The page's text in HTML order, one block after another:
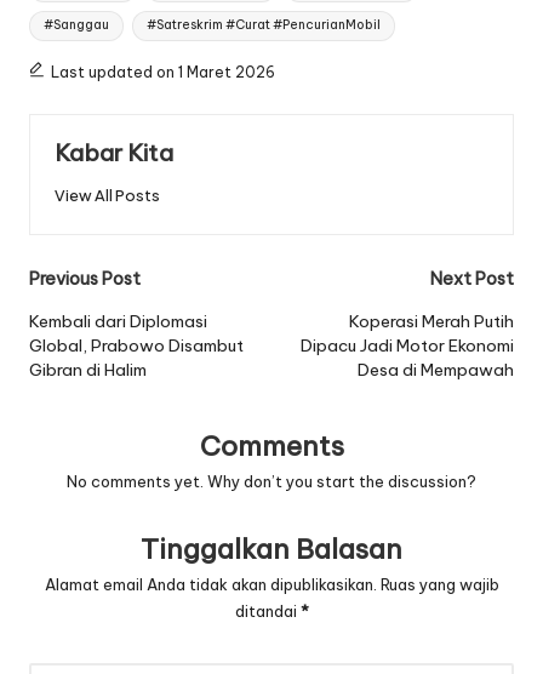
#Sanggau #Satreskrim #Curat #PencurianMobil
Last updated on 1 Maret 2026
Kabar Kita
View All Posts
Post
navigation
Previous Post
Kembali dari Diplomasi
Global, Prabowo Disambut
Gibran di Halim
Next Post
Koperasi Merah Putih
Dipacu Jadi Motor Ekonomi
Desa di Mempawah
Comments
No comments yet. Why don’t you start the discussion?
Tinggalkan Balasan
Alamat email Anda tidak akan dipublikasikan. Ruas yang wajib
ditandai *